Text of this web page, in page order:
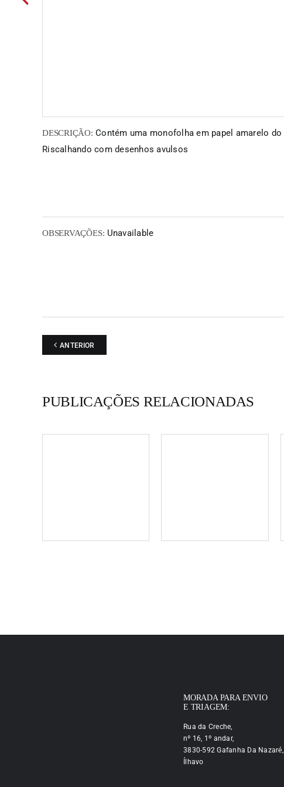
DESCRIÇÃO: Contém uma monofolha em papel amarelo do
Riscalhando com desenhos avulsos
OBSERVAÇÕES: Unavailable
ANTERIOR
PUBLICAÇÕES RELACIONADAS
MORADA PARA ENVIO
E TRIAGEM:
Rua da Creche,
nº 16, 1º andar,
3830-592 Gafanha Da Nazaré,
Ílhavo